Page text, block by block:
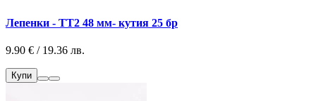
Лепенки - ТТ2 48 мм- кутия 25 бр
9.90 € / 19.36 лв.
Купи